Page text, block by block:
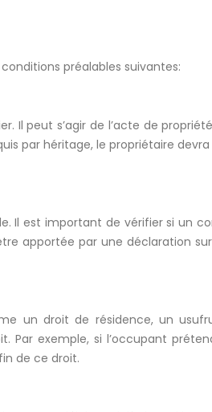
préalables suivantes:
peut s’agir de l’acte de
par héritage, le propriétaire
Il est important de vérifier si
apportée par une déclaration
un droit de résidence, un
exemple, si l’occupant
de ce droit.